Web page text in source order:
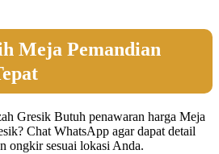
Meja Pemandian
Butuh penawaran harga Meja
Chat WhatsApp agar dapat detail
ongkir sesuai lokasi Anda.